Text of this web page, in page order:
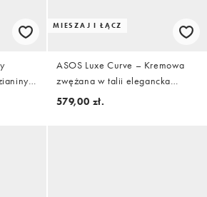
z
w
MIESZAJ I ŁĄCZ
ASOS Luxe Curve – Kremowa
zwężana w talii elegancka
marynarka z zapięciem na
579,00 zł.